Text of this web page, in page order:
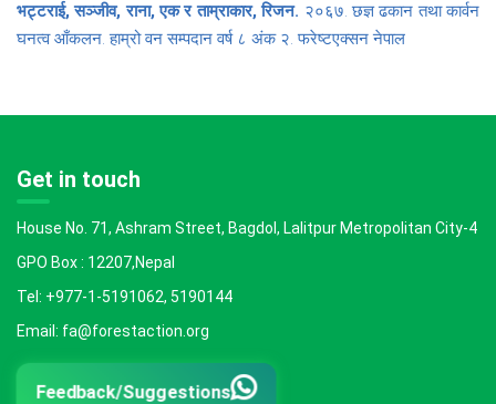
भट्टराई, सञ्जीव, राना, एक र ताम्राकार, रिजन. २०६७. छज्ञ ढकान तथा कार्वन
घनत्व आँकलन. हाम्रो वन सम्पदान वर्ष ८ अंक २. फरेष्टएक्सन नेपाल
Get in touch
House No. 71, Ashram Street, Bagdol, Lalitpur Metropolitan City-4
GPO Box : 12207,Nepal
Tel: +977-1-5191062, 5190144
Email: fa@forestaction.org
Feedback/Suggestions